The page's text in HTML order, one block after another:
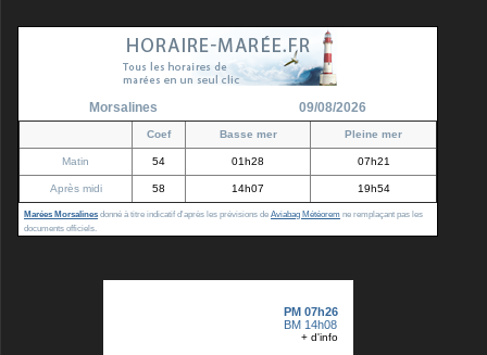
Morsalines 09/08/2026
Coef Basse mer Pleine mer
Matin 54 01h28 07h21
Après midi 58 14h07 19h54
Marées Morsalines donné à titre indicatif d'après les prévisions de Aviabag Météorem ne remplaçant pas les
documents officiels.